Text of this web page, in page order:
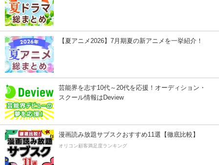
【夏アニメ2026】7月期夏の新アニメを一挙紹介！
芸能界を志す10代～20代を応援！オーディション・
スクール情報はDeview
漫画読み放題サブスクおすすめ11選【徹底比較】
オリコン顧客満足度ランキング